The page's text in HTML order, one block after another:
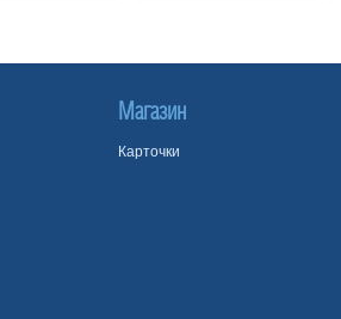
Магазин
Карточки